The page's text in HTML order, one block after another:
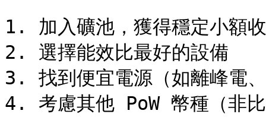
1. 加入礦池，獲得穩定小額
2. 選擇能效比最好的設備
3. 找到便宜電源（如離峰電
4. 考慮其他 PoW 幣種（非